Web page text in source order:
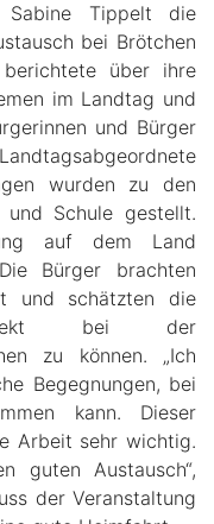
Tippelt die
bei Brötchen
über ihre
im Landtag und
und Bürger
wurden zu den
und Schule gestellt.
auf dem Land
Bürger brachten
und schätzten die
bei der
zu können. „Ich
Begegnungen, bei
kann. Dieser
Arbeit sehr wichtig.
guten Austausch“,
der Veranstaltung